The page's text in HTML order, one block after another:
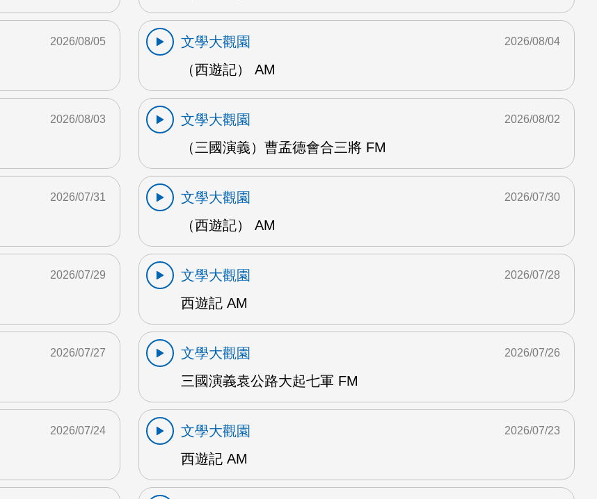
2026/08/05
文學大觀園
（西遊記） AM
2026/08/04
2026/08/03
文學大觀園
（三國演義）曹孟德會合三將 FM
2026/08/02
2026/07/31
文學大觀園
（西遊記） AM
2026/07/30
2026/07/29
文學大觀園
西遊記 AM
2026/07/28
2026/07/27
文學大觀園
三國演義袁公路大起七軍 FM
2026/07/26
2026/07/24
文學大觀園
西遊記 AM
2026/07/23